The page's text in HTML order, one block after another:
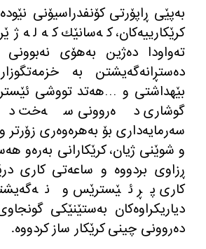
به‌پێی ڕاپۆرتی كۆنفدراسیۆنی
كرێكارییه‌كان، كه‌سانێك كه‌ له‌
ته‌واودا ده‌ژین به‌هۆی نه‌بوونی
ده‌ستڕانه‌گه‌یشتن به‌
بێهداشتی و …هه‌تد تووشی
گوشاری ده‌روونی سه‌خت
سه‌رمایه‌داری بۆ به‌هره‌وه‌ری زۆرتر و
و شوێنی ژیان، كرێكارانی به‌ره‌و
ڕزاوی بردووه‌ و ساعه‌تی كاری
كاری پڕ ئێسترێس و
دیاریكراوه‌كان به‌ستێنێكی
ده‌روونی چینی كرێكار ساز كردووه‌.